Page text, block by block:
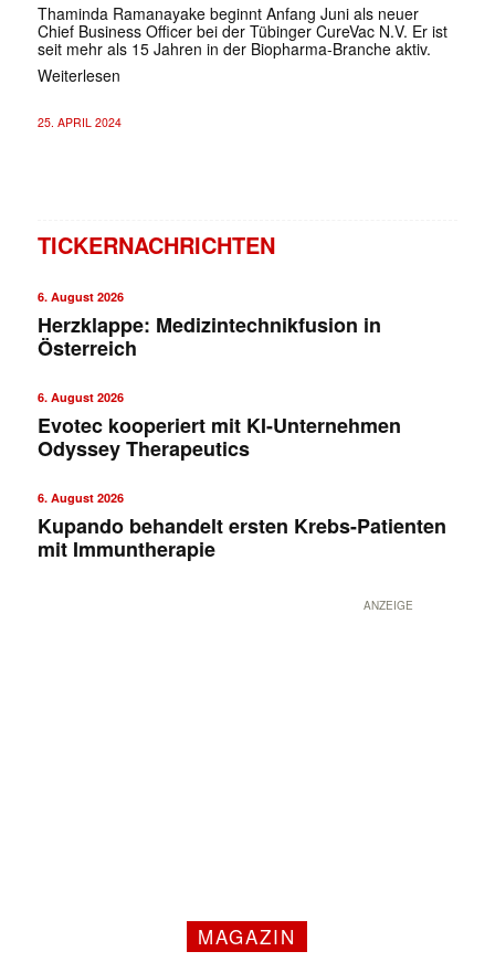
Thaminda Ramanayake beginnt Anfang Juni als neuer
Chief Business Officer bei der Tübinger CureVac N.V. Er ist
seit mehr als 15 Jahren in der Biopharma-Branche aktiv.
Weiterlesen
25. APRIL 2024
TICKERNACHRICHTEN
6. August 2026
Herzklappe: Medizintechnikfusion in
Österreich
6. August 2026
Evotec kooperiert mit KI-Unternehmen
Odyssey Therapeutics
6. August 2026
Kupando behandelt ersten Krebs-Patienten
mit Immuntherapie
ANZEIGE
MAGAZIN